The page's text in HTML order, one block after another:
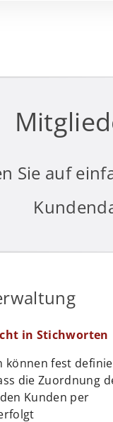
Sie auf
in Stichworten
können fest
die Zuordnung
Kunden per